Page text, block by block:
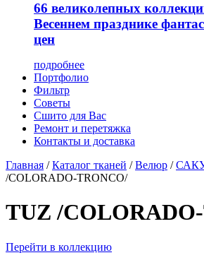
66 великолепных
Весеннем празднике
цен
подробнее
Портфолио
Фильтр
Советы
Сшито для Вас
Ремонт и перетяжка
Контакты и доставка
Главная / Каталог тканей / Велюр /
/COLORADO-TRONCO/
TUZ /
Перейти в коллекцию